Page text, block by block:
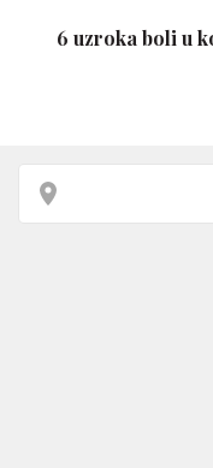
6 uzroka boli u